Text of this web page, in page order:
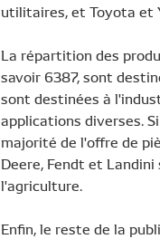
utilitaires, et Toyota et
La répartition des
savoir 6387, sont
sont destinées à
applications diverses.
majorité de l'offre de
Deere, Fendt et
l'agriculture.
Enfin, le reste de la